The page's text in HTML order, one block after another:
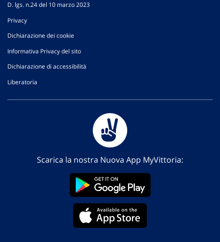
D. lgs. n.24 del 10 marzo 2023
Privacy
Dichiarazione dei cookie
Informativa Privacy del sito
Dichiarazione di accessibilità
Liberatoria
Scarica la nostra Nuova App MyVittoria: